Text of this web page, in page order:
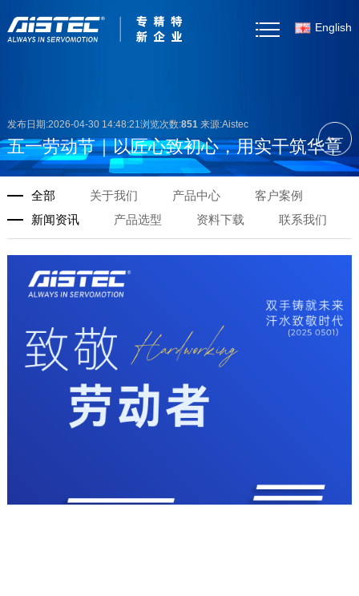
English
产品中心
客户案例
新闻资讯
产品选型
联系我们
发布日期:2026-04-30 14:48:21浏览次数:851 来源:Aistec
五一劳动节｜以匠心致初心，用实干筑华章
全部 关于我们 产品中心
客户案例
新闻资讯
产品选型 资料下载 联系我们